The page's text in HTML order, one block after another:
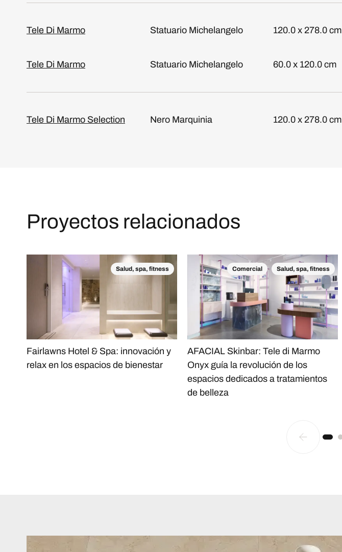
Tele Di Marmo Statuario Michelangelo 120.0 x 278.0 cm
Tele Di Marmo Statuario Michelangelo 60.0 x 120.0 cm
Tele Di Marmo Selection Nero Marquinia 120.0 x 278.0 cm
Proyectos relacionados
Salud, spa, fitness
Fairlawns Hotel & Spa: innovación y
relax en los espacios de bienestar
Comercial Salud, spa, fitness
AFACIAL Skinbar: Tele di Marmo
Onyx guía la revolución de los
espacios dedicados a tratamientos
de belleza